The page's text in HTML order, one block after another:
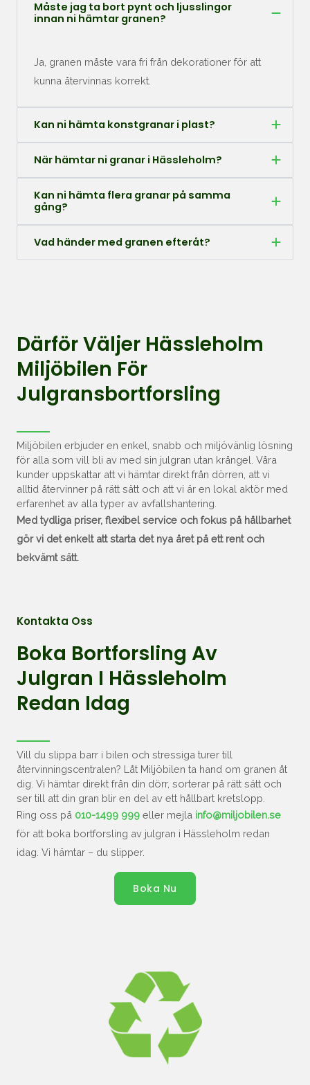
Måste jag ta bort pynt och ljusslingor
innan ni hämtar granen?
Ja, granen måste vara fri från dekorationer för att
kunna återvinnas korrekt.
Kan ni hämta konstgranar i plast?
När hämtar ni granar i Hässleholm?
Kan ni hämta flera granar på samma
gång?
Vad händer med granen efteråt?
Därför Väljer Hässleholm
Miljöbilen För
Julgransbortforsling
Miljöbilen erbjuder en enkel, snabb och miljövänlig lösning
för alla som vill bli av med sin julgran utan krångel. Våra
kunder uppskattar att vi hämtar direkt från dörren, att vi
alltid återvinner på rätt sätt och att vi är en lokal aktör med
erfarenhet av alla typer av avfallshantering.
Med tydliga priser, flexibel service och fokus på hållbarhet
gör vi det enkelt att starta det nya året på ett rent och
bekvämt sätt.
Kontakta Oss
Boka Bortforsling Av
Julgran I Hässleholm
Redan Idag
Vill du slippa barr i bilen och stressiga turer till
återvinningscentralen? Låt Miljöbilen ta hand om granen åt
dig. Vi hämtar direkt från din dörr, sorterar på rätt sätt och
ser till att din gran blir en del av ett hållbart kretslopp.
Ring oss på 010-1499 999 eller mejla info@miljobilen.se
för att boka bortforsling av julgran i Hässleholm redan
idag. Vi hämtar – du slipper.
Boka Nu